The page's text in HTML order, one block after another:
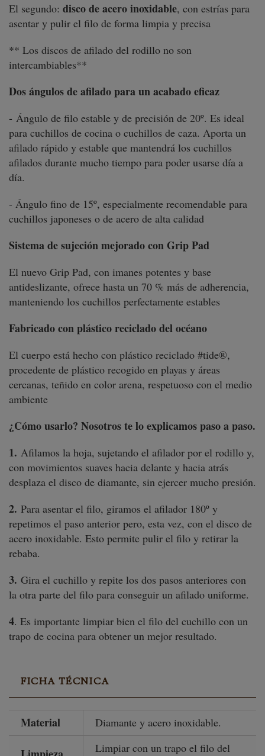
El segundo: disco de acero inoxidable, con estrías para
asentar y pulir el filo de forma limpia y precisa
** Los discos de afilado del rodillo no son
intercambiables**
Dos ángulos de afilado para un acabado eficaz
- Ángulo de filo estable y de precisión de 20º. Es ideal
para cuchillos de cocina o cuchillos de caza. Aporta un
afilado rápido y estable que mantendrá los cuchillos
afilados durante mucho tiempo para poder usarse día a
día.
- Ángulo fino de 15º, especialmente recomendable para
cuchillos japoneses o de acero de alta calidad
Sistema de sujeción mejorado con Grip Pad
El nuevo Grip Pad, con imanes potentes y base
antideslizante, ofrece hasta un 70 % más de adherencia,
manteniendo los cuchillos perfectamente estables
Fabricado con plástico reciclado del océano
El cuerpo está hecho con plástico reciclado #tide®,
procedente de plástico recogido en playas y áreas
cercanas, teñido en color arena, respetuoso con el medio
ambiente
¿Cómo usarlo? Nosotros te lo explicamos paso a paso.
1. Afilamos la hoja, sujetando el afilador por el rodillo y,
con movimientos suaves hacia delante y hacia atrás
desplaza el disco de diamante, sin ejercer mucho presión.
2. Para asentar el filo, giramos el afilador 180º y
repetimos el paso anterior pero, esta vez, con el disco de
acero inoxidable. Esto permite pulir el filo y retirar la
rebaba.
3. Gira el cuchillo y repite los dos pasos anteriores con
la otra parte del filo para conseguir un afilado uniforme.
4. Es importante limpiar bien el filo del cuchillo con un
trapo de cocina para obtener un mejor resultado.
FICHA TÉCNICA
Material Diamante y acero inoxidable.
Limpiar con un trapo el filo del